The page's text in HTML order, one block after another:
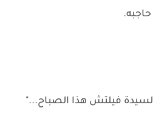
فيلتش هذا الصباح..."